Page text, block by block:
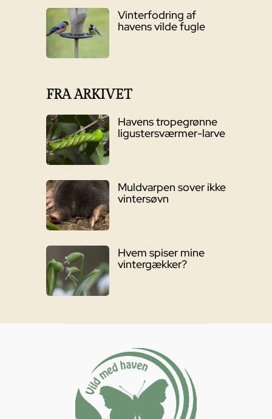
Vinterfodring af
havens vilde fugle
FRA ARKIVET
Havens tropegrønne
ligustersværmer-larve
Muldvarpen sover ikke
vintersøvn
Hvem spiser mine
vintergækker?